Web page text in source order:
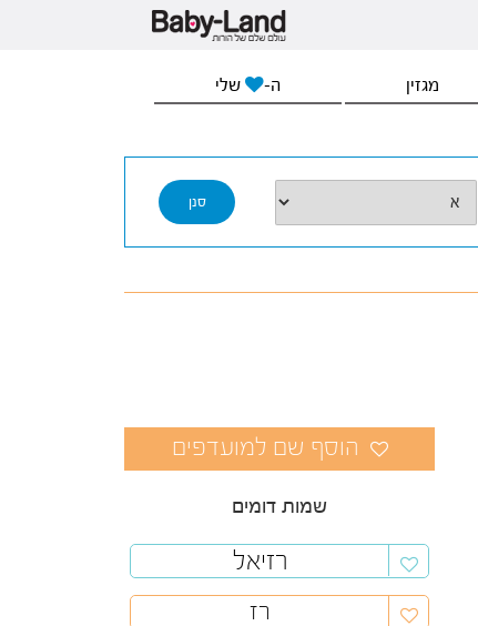
מגזין ה- שלי
שמות דומים
רזיאל
רז